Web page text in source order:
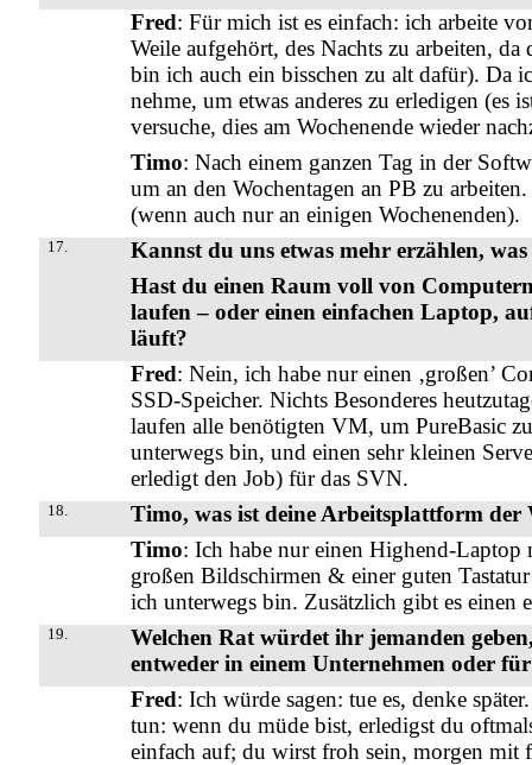
Fred: Für mich ist es einfach: ich arbeite
Weile aufgehört, des Nachts zu arbeiten,
bin ich auch ein bisschen zu alt dafür). Da
nehme, um etwas anderes zu erledigen (es
versuche, dies am Wochenende wieder
Timo: Nach einem ganzen Tag in der
um an den Wochentagen an PB zu
(wenn auch nur an einigen Wochenenden).
17.
Kannst du uns etwas mehr erzählen,
Hast du einen Raum voll von
laufen – oder einen einfachen Laptop,
läuft?
Fred: Nein, ich habe nur einen ‚großen’
SSD-Speicher. Nichts Besonderes
laufen alle benötigten VM, um PureBasic
unterwegs bin, und einen sehr kleinen
erledigt den Job) für das SVN.
18.
Timo, was ist deine Arbeitsplattform
Timo: Ich habe nur einen Highend-
großen Bildschirmen & einer guten
ich unterwegs bin. Zusätzlich gibt es
19.
Welchen Rat würdet ihr jemanden
entweder in einem Unternehmen oder für
Fred: Ich würde sagen: tue es, denke
tun: wenn du müde bist, erledigst du
einfach auf; du wirst froh sein, morgen mit